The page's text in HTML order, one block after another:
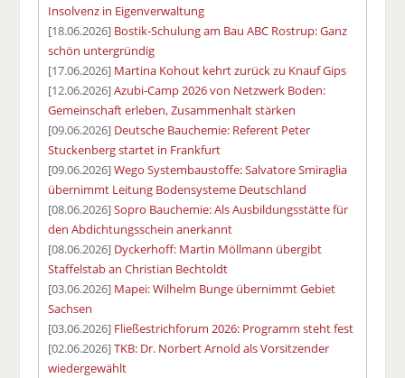
Insolvenz in Eigenverwaltung
[18.06.2026] Bostik-Schulung am Bau ABC Rostrup: Ganz
schön untergründig
[17.06.2026] Martina Kohout kehrt zurück zu Knauf Gips
[12.06.2026]Azubi-Camp 2026 von Netzwerk Boden:
Gemeinschaft erleben, Zusammenhalt stärken
[09.06.2026] Deutsche Bauchemie: Referent Peter
Stuckenberg startet in Frankfurt
[09.06.2026]Wego Systembaustoffe: Salvatore Smiraglia
übernimmt Leitung Bodensysteme Deutschland
[08.06.2026]Sopro Bauchemie: Als Ausbildungsstätte für
den Abdichtungsschein anerkannt
[08.06.2026] Dyckerhoff: Martin Möllmann übergibt
Staffelstab an Christian Bechtoldt
[03.06.2026] Mapei: Wilhelm Bunge übernimmt Gebiet
Sachsen
[03.06.2026] Fließestrichforum 2026: Programm steht fest
[02.06.2026]TKB: Dr. Norbert Arnold als Vorsitzender
wiedergewählt